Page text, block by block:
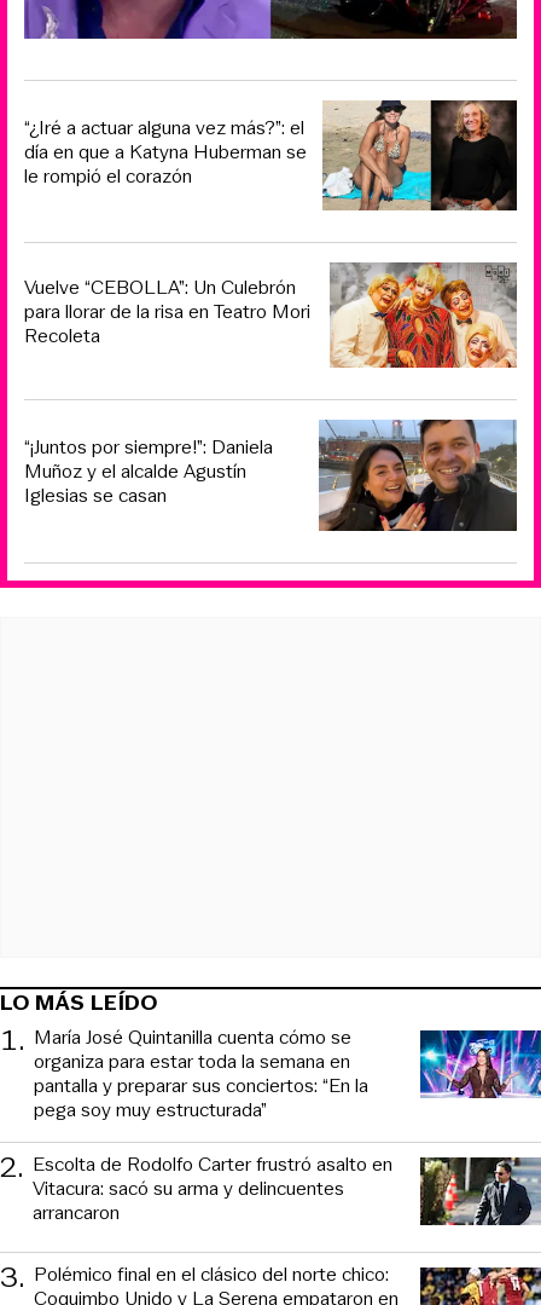
“¿Iré a actuar alguna vez más?”: el
día en que a Katyna Huberman se
le rompió el corazón
Vuelve “CEBOLLA”: Un Culebrón
para llorar de la risa en Teatro Mori
Recoleta
“¡Juntos por siempre!”: Daniela
Muñoz y el alcalde Agustín
Iglesias se casan
LO MÁS LEÍDO
1. María José Quintanilla cuenta cómo se
organiza para estar toda la semana en
pantalla y preparar sus conciertos: “En la
pega soy muy estructurada”
2. Escolta de Rodolfo Carter frustró asalto en
Vitacura: sacó su arma y delincuentes
arrancaron
3. Polémico final en el clásico del norte chico:
Coquimbo Unido y La Serena empataron en